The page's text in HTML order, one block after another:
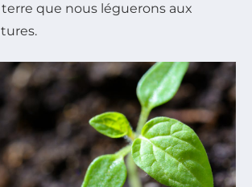
que nous léguerons aux